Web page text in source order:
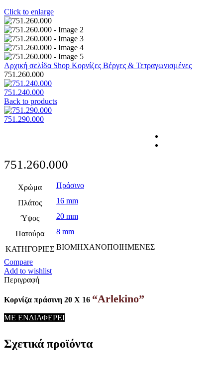
Click to enlarge
Αρχική σελίδα Shop Κορνίζες Βέργες & Τετραγωνισμένες
751.260.000
751.240.000
Back to products
751.290.000
751.260.000
Χρώμα Πράσινο
Πλάτος 16 mm
Ύψος 20 mm
Πατούρα 8 mm
ΚΑΤΗΓΟΡΙΕΣ ΒΙΟΜΗΧΑΝΟΠΟΙΗΜΕΝΕΣ
Compare
Add to wishlist
Περιγραφή
Κορνίζα πράσινη 20 Χ 16 “Arlekino”
ΜΕ ΕΝΔΙΑΦΕΡΕΙ
Σχετικά προϊόντα